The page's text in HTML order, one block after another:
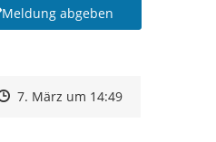
Meldung abgeben
Zeitpunkt des Erstellens
Zeitpunkt des Erstellens
7. März um 14:49Zur Äußerung